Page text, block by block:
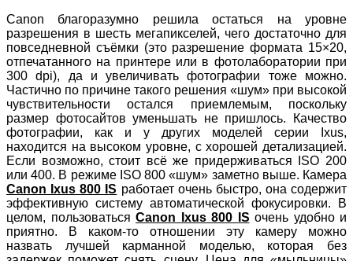
Canon благоразумно решила остаться на уровне
разрешения в шесть мегапикселей, чего достаточно для
повседневной съёмки (это разрешение формата 15×20,
отпечатанного на принтере или в фотолаборатории при
300 dpi), да и увеличивать фотографии тоже можно.
Частично по причине такого решения «шум» при высокой
чувствительности остался приемлемым, поскольку
размер фотосайтов уменьшать не пришлось. Качество
фотографии, как и у других моделей серии Ixus,
находится на высоком уровне, с хорошей детализацией.
Если возможно, стоит всё же придерживаться ISO 200
или 400. В режиме ISO 800 «шум» заметно выше. Камера
Canon Ixus 800 IS работает очень быстро, она содержит
эффективную систему автоматической фокусировки. В
целом, пользоваться Canon Ixus 800 IS очень удобно и
приятно. В каком-то отношении эту камеру можно
назвать лучшей карманной моделью, которая без